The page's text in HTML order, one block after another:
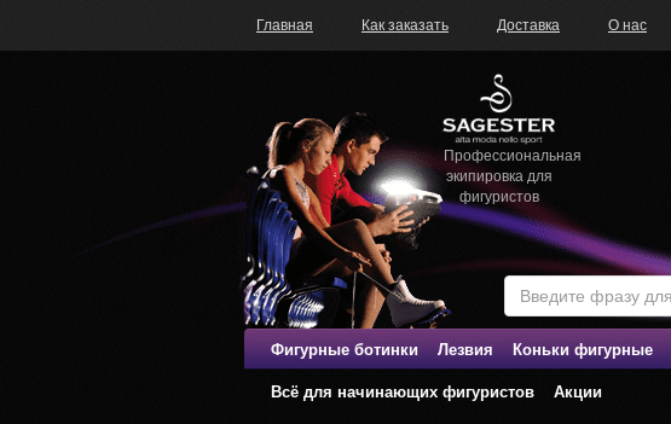
Главная Как заказать Доставка О нас
Профессиональная
экипировка для
фигуристов
Фигурные ботинки Лезвия Коньки фигурные
Всё для начинающих фигуристов Акции